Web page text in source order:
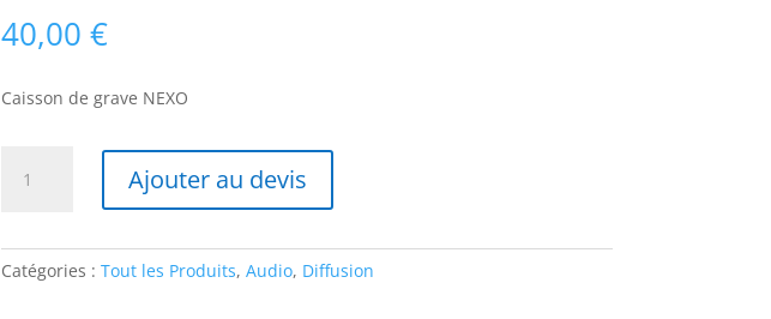
40,00 €
Caisson de grave NEXO
S110T
Ajouter au devis
Catégories : Tout les Produits, Audio, Diffusion